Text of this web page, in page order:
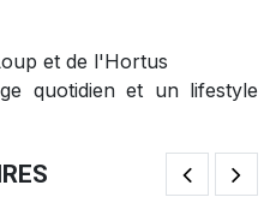
et de l'Hortus
quotidien et un lifestyle